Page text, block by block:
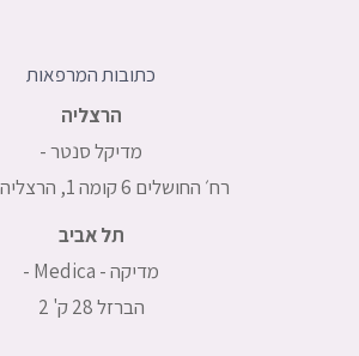
כתובות המרפאות
הרצליה
מדיקל סנטר -
רח׳ החושלים 6 קומה 1, הרצליה פיתוח
תל אביב
מדיקה - Medica -
הברזל 28 ק' 2